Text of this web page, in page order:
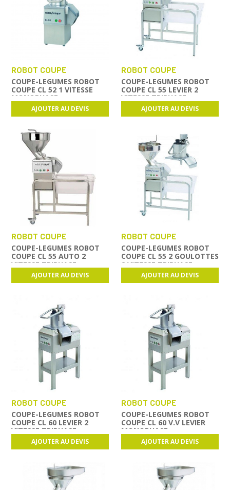
ROBOT COUPE
COUPE-LEGUMES ROBOT
COUPE CL 52 1 VITESSE
MONOPHASE
AJOUTER AU DEVIS
ROBOT COUPE
COUPE-LEGUMES ROBOT
COUPE CL 55 LEVIER 2
VITESSE TRIPHASE
AJOUTER AU DEVIS
ROBOT COUPE
COUPE-LEGUMES ROBOT
COUPE CL 55 AUTO 2
VITESSE TRIPHASE
AJOUTER AU DEVIS
ROBOT COUPE
COUPE-LEGUMES ROBOT
COUPE CL 55 2 GOULOTTES
2 VITESSE TRIPHASE
AJOUTER AU DEVIS
ROBOT COUPE
COUPE-LEGUMES ROBOT
COUPE CL 60 LEVIER 2
VITESSE TRIPHASE
AJOUTER AU DEVIS
ROBOT COUPE
COUPE-LEGUMES ROBOT
COUPE CL 60 V.V LEVIER
MONOPHASE
AJOUTER AU DEVIS